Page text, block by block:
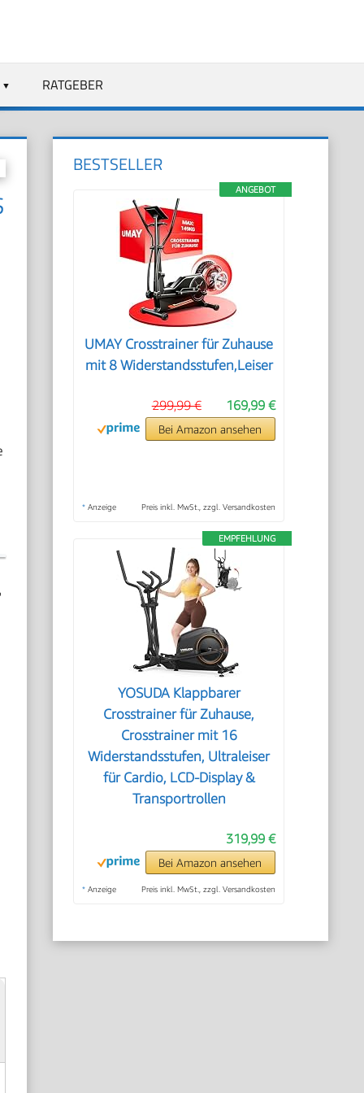
RATGEBER
BESTSELLER
ANGEBOT
UMAY Crosstrainer für Zuhause
mit 8 Widerstandsstufen,Leiser
169,99 €
299,99 €
Bei Amazon ansehen
* Anzeige Preis inkl. MwSt., zzgl. Versandkosten
EMPFEHLUNG
YOSUDA ​​Klappbarer
Crosstrainer für Zuhause,
Crosstrainer mit 16
Widerstandsstufen, Ultraleiser
für Cardio, LCD-Display &
Transportrollen
319,99 €
Bei Amazon ansehen
* Anzeige Preis inkl. MwSt., zzgl. Versandkosten